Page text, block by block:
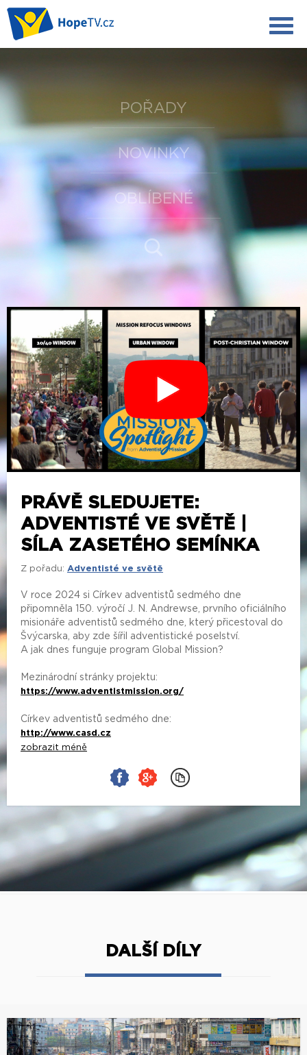
POŘADY
NOVINKY
OBLÍBENÉ
PRÁVĚ SLEDUJETE:
ADVENTISTÉ VE SVĚTĚ |
SÍLA ZASETÉHO SEMÍNKA
Z pořadu: Adventisté ve světě
V roce 2024 si Církev adventistů sedmého dne
připomněla 150. výročí J. N. Andrewse, prvního oficiálního
misionáře adventistů sedmého dne, který přicestoval do
Švýcarska, aby zde šířil adventistické poselství.
A jak dnes funguje program Global Mission?
Mezinárodní stránky projektu:
https://www.adventistmission.org/
Církev adventistů sedmého dne:
http://www.casd.cz
zobrazit méně
DALŠÍ DÍLY